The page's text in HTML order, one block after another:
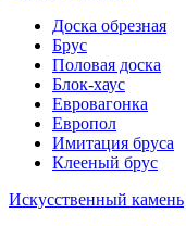
Доска обрезная
Брус
Половая доска
Блок-хаус
Евровагонка
Европол
Имитация бруса
Клееный брус
Искусственный камень